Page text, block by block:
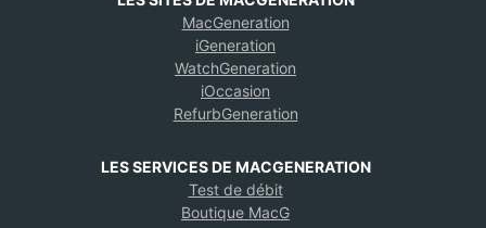
MacGeneration
iGeneration
WatchGeneration
iOccasion
RefurbGeneration
LES SERVICES DE MACGENERATION
Test de débit
Boutique MacG